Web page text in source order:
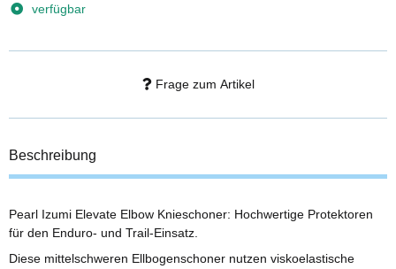
verfügbar
Frage zum Artikel
Beschreibung
Pearl Izumi Elevate Elbow Knieschoner: Hochwertige Protektoren
für den Enduro- und Trail-Einsatz.
Diese mittelschweren Ellbogenschoner nutzen viskoelastische